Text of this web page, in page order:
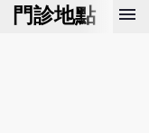
門診地點 預
menu